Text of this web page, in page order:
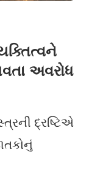
અવરોધ
દ્રષ્ટિએ